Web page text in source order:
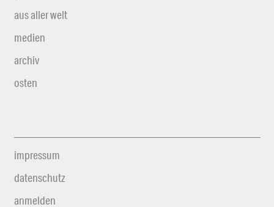
aus aller welt
medien
archiv
osten
impressum
datenschutz
anmelden